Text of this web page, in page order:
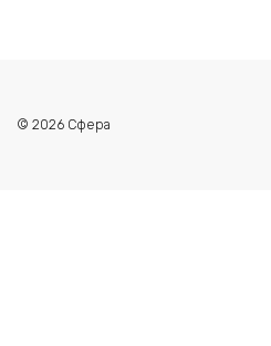
© 2026 Сфера